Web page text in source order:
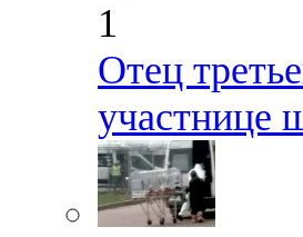
1
Отец
участнице